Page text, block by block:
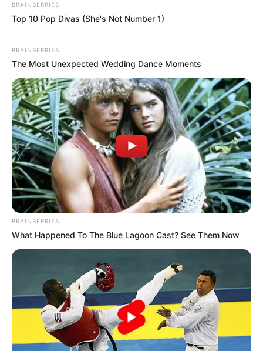
BRAINBERRIES
Top 10 Pop Divas (She's Not Number 1)
BRAINBERRIES
The Most Unexpected Wedding Dance Moments
BRAINBERRIES
What Happened To The Blue Lagoon Cast? See Them Now